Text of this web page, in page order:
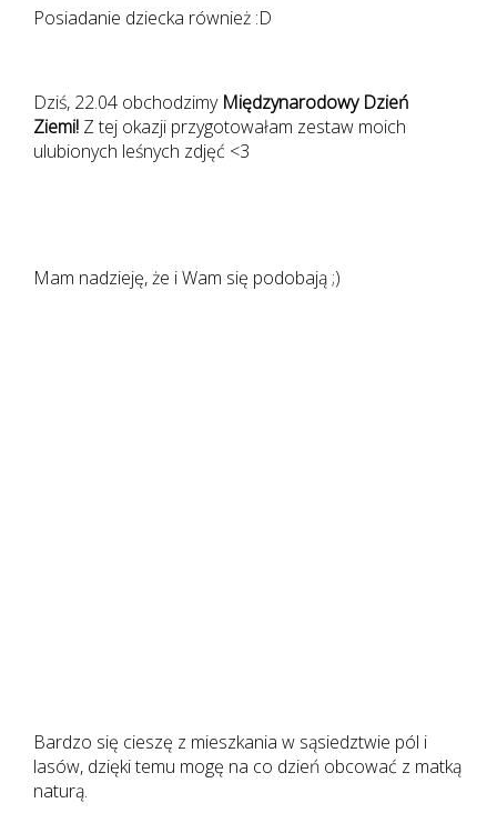
Posiadanie dziecka również :D
Dziś, 22.04 obchodzimy Międzynarodowy Dzień
Ziemi! Z tej okazji przygotowałam zestaw moich
ulubionych leśnych zdjęć <3
Mam nadzieję, że i Wam się podobają ;)
Bardzo się cieszę z mieszkania w sąsiedztwie pól i
lasów, dzięki temu mogę na co dzień obcować z matką
naturą.